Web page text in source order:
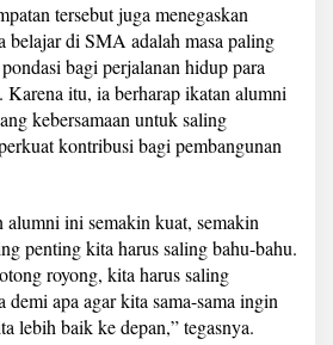
tersebut juga menegaskan
belajar di SMA adalah masa paling
bagi perjalanan hidup para
itu, ia berharap ikatan alumni
kebersamaan untuk saling
kontribusi bagi pembangunan
alumni ini semakin kuat, semakin
penting kita harus saling bahu-bahu.
royong, kita harus saling
demi apa agar kita sama-sama ingin
lebih baik ke depan,” tegasnya.